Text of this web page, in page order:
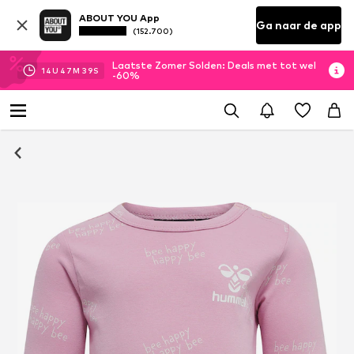
ABOUT YOU App
(152.700) Ga naar de app
14U 47M 38S
Laatste Zomer Solden: Deals met tot wel
-60%